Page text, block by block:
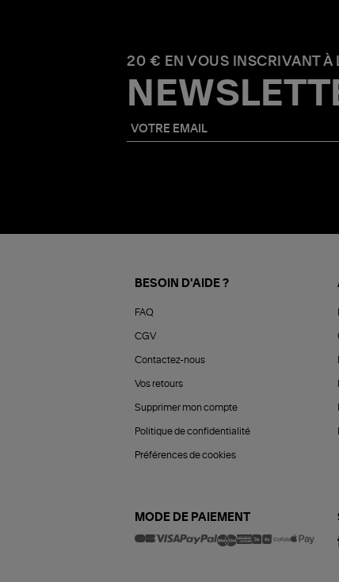
20 € EN VOUS INSCRIVANT À
BESOIN D'AIDE ?
FAQ
CGV
Contactez-nous
Vos retours
Supprimer mon compte
Politique de confidentialité
Préférences de cookies
MODE DE PAIEMENT